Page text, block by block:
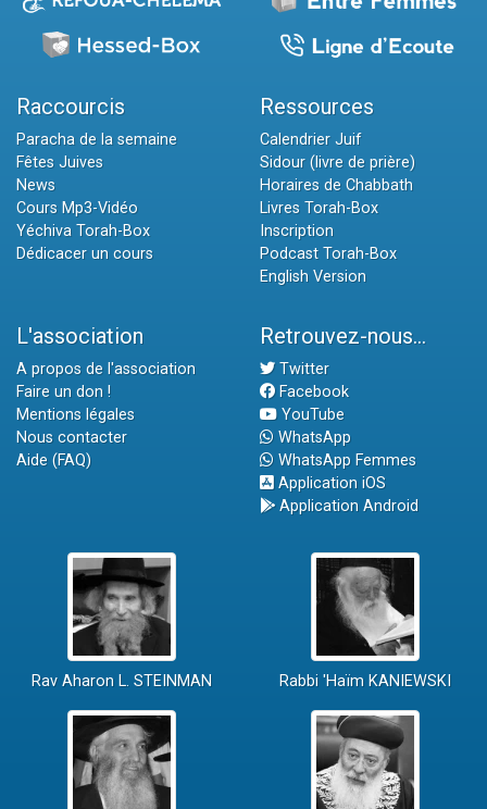
Raccourcis
Paracha de la semaine
Fêtes Juives
News
Cours Mp3-Vidéo
Yéchiva Torah-Box
Dédicacer un cours
Ressources
Calendrier Juif
Sidour (livre de prière)
Horaires de Chabbath
Livres Torah-Box
Inscription
Podcast Torah-Box
English Version
L'association
A propos de l'association
Faire un don !
Mentions légales
Nous contacter
Aide (FAQ)
Retrouvez-nous...
Twitter
Facebook
YouTube
WhatsApp
WhatsApp Femmes
Application iOS
Application Android
Rav Aharon L. STEINMAN Rabbi 'Haïm KANIEWSKI